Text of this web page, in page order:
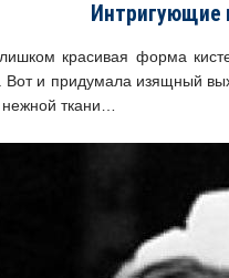
Интригующие
красивая форма
Вот и придумала изящный
нежной ткани…